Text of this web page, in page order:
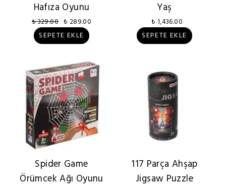
Hafıza Oyunu
₺ 329.00 ₺ 289.00
SEPETE EKLE
Yaş
₺ 1,436.00
SEPETE EKLE
Spider Game
Örümcek Ağı Oyunu
117 Parça Ahşap
Jigsaw Puzzle